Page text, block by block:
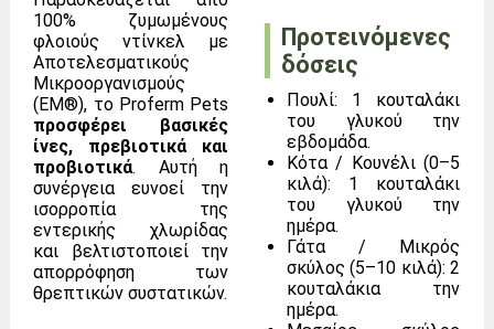
100% ζυμωμένους
φλοιούς ντίνκελ με
Αποτελεσματικούς
Μικροοργανισμούς
(EM®), το Proferm Pets
προσφέρει βασικές
ίνες, πρεβιοτικά και
προβιοτικά. Αυτή η
συνέργεια ευνοεί την
ισορροπία της
εντερικής χλωρίδας
και βελτιστοποιεί την
απορρόφηση των
θρεπτικών συστατικών.
Προτεινόμενες
δόσεις
Πουλί: 1 κουταλάκι
του γλυκού την
εβδομάδα.
Κότα / Κουνέλι (0–5
κιλά): 1 κουταλάκι
του γλυκού την
ημέρα.
Γάτα / Μικρός
σκύλος (5–10 κιλά): 2
κουταλάκια την
ημέρα.